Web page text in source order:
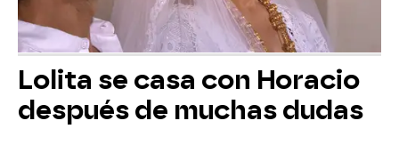
Lolita se casa con Horacio
después de muchas dudas